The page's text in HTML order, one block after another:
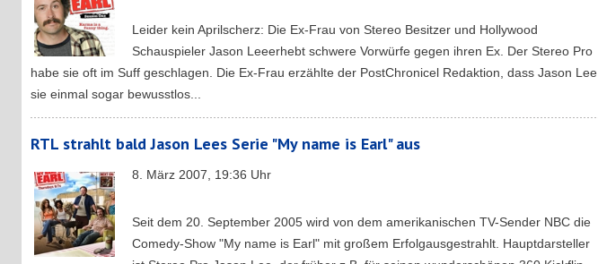
Leider kein Aprilscherz: Die Ex-Frau von Stereo Besitzer und Hollywood
Schauspieler Jason Leeerhebt schwere Vorwürfe gegen ihren Ex. Der Stereo Pro
habe sie oft im Suff geschlagen. Die Ex-Frau erzählte der PostChronicel Redaktion, dass Jason Lee
sie einmal sogar bewusstlos...
RTL strahlt bald Jason Lees Serie "My name is Earl" aus
8. März 2007, 19:36 Uhr
Seit dem 20. September 2005 wird von dem amerikanischen TV-Sender NBC die
Comedy-Show "My name is Earl" mit großem Erfolgausgestrahlt. Hauptdarsteller